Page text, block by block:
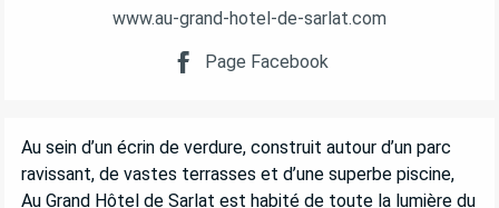
www.au-grand-hotel-de-sarlat.com
Page Facebook
DESCRIPTION
Au sein d’un écrin de verdure, construit autour d’un parc
ravissant, de vastes terrasses et d’une superbe piscine,
Au Grand Hôtel de Sarlat est habité de toute la lumière du